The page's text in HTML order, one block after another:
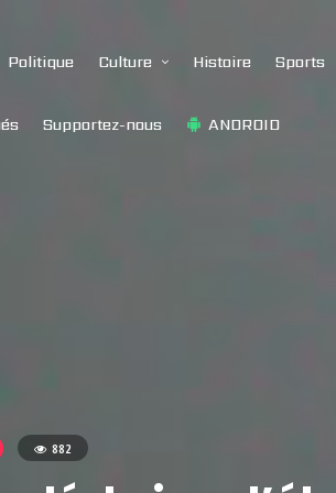
Politique Culture Histoire Sports
Supportez-nous ANDROID
882